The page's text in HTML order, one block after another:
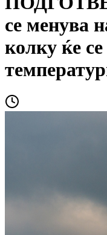
се менува
колку ќе